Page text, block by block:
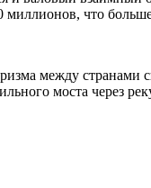
миллионов, что
между
моста через